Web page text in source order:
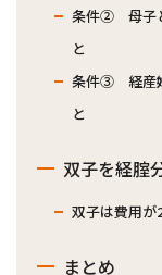
条件② 母子
と
条件③ 経産
と
双子を経腟
双子は費用が
まとめ